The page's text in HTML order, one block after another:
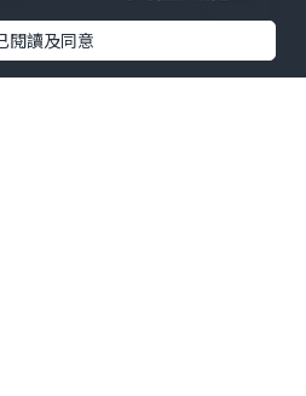
閱讀及同意